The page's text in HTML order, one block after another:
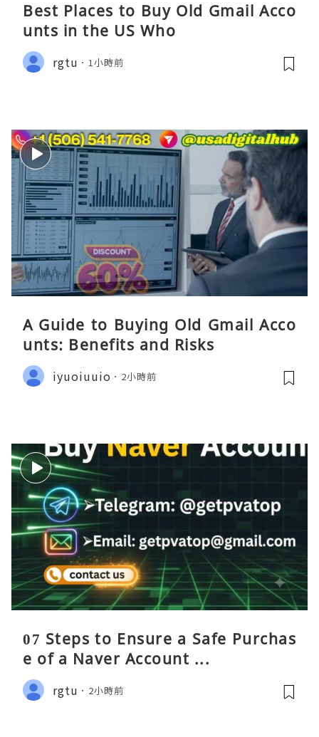
Best Places to Buy Old Gmail Acco
unts in the US Who
rgtu 1小時前
A Guide to Buying Old Gmail Acco
unts: Benefits and Risks
iyuoiuuio 2小時前
07 Steps to Ensure a Safe Purchas
e of a Naver Account ...
rgtu 2小時前